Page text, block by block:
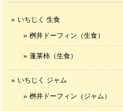
いちじく 生食
桝井ドーフィン（生食）
蓬莱柿（生食）
いちじく ジャム
桝井ドーフィン（ジャム）